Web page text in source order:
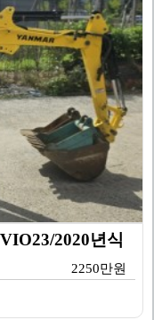
2020년식
2250만원